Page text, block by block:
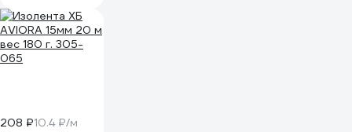
208 ₽10.4 ₽/м